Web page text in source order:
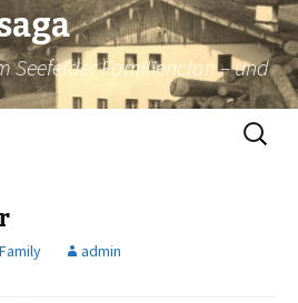
Seefelder Familienclan – und
Suche
nach:
Family admin